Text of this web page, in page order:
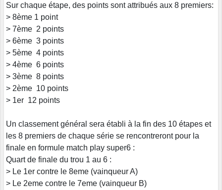
Sur chaque étape, des points sont attribués aux 8 premiers:
> 8ème 1 point
> 7ème 2 points
> 6ème 3 points
> 5ème 4 points
> 4ème 6 points
> 3ème 8 points
> 2ème 10 points
> 1er 12 points
Un classement général sera établi à la fin des 10 étapes et
les 8 premiers de chaque série se rencontreront pour la
finale en formule match play super6 :
Quart de finale du trou 1 au 6 :
> Le 1er contre le 8eme (vainqueur A)
> Le 2eme contre le 7eme (vainqueur B)